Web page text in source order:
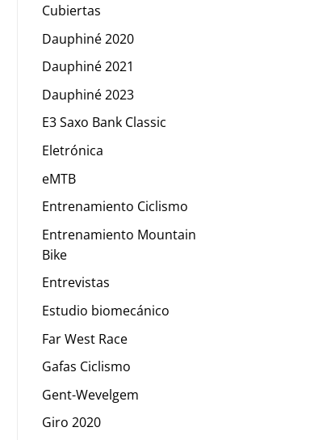
Cubiertas
Dauphiné 2020
Dauphiné 2021
Dauphiné 2023
E3 Saxo Bank Classic
Eletrónica
eMTB
Entrenamiento Ciclismo
Entrenamiento Mountain
Bike
Entrevistas
Estudio biomecánico
Far West Race
Gafas Ciclismo
Gent-Wevelgem
Giro 2020